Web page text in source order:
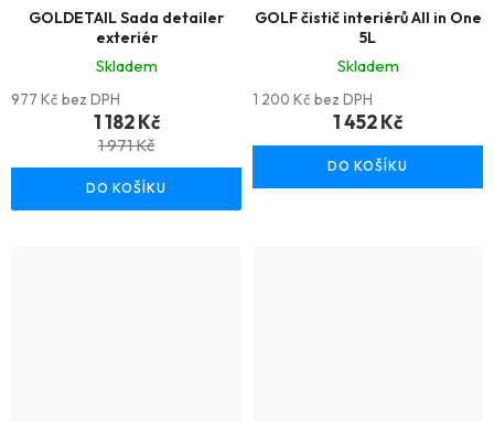
GOLDETAIL Sada detailer
exteriér
Skladem
977 Kč bez DPH
1 182 Kč
1 971 Kč
DO KOŠÍKU
GOLF čistič interiérů All in One
5L
Skladem
1 200 Kč bez DPH
1 452 Kč
DO KOŠÍKU